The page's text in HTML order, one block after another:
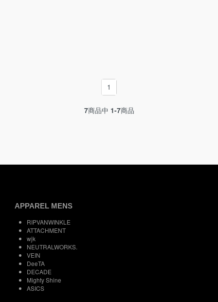
1
7商品中 1-7商品
APPAREL MENS
RIPVANWINKLE
ATTACHMENT
wjk
NEUTRALWORKS.
VEIN
DeeTA
DECADE
Mighty Shine
ASICS